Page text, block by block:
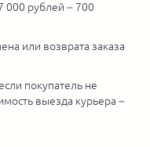
000 рублей – 700
или возврата заказа
покупатель не
выезда курьера –